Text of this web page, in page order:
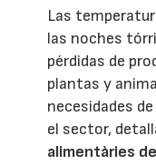
Las
las noches
pérdidas de
plantas y
necesidades
el sector,
alimentàries